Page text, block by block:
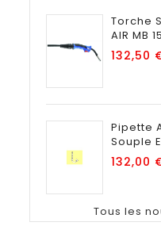
Torche
AIR MB 15
132,50
Pipette
Souple
132,00
Tous les